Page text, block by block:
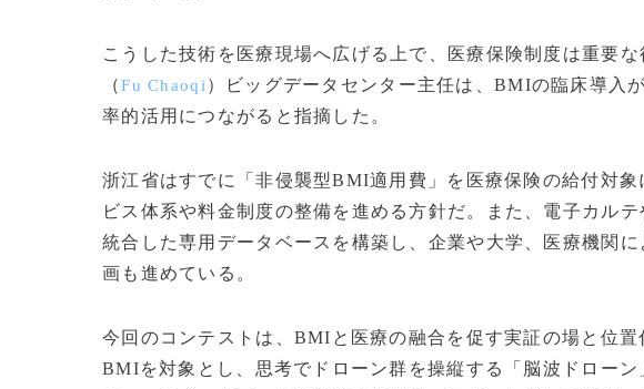
こうした技術を医療現場へ広げる上で、医療保険制度は重要
（Fu Chaoqi ）ビッグデータセンター主任は、BMIの臨床導入
率的活用につながると指摘した。
浙江省はすでに「非侵襲型BMI適用費」を医療保険の給付対
ビス体系や料金制度の整備を進める方針だ。また、電子カル
統合した専用データベースを構築し、企業や大学、医療機関
画も進めている。
今回のコンテストは、BMIと医療の融合を促す実証の場と位
BMIを対象とし、思考でドローン群を操縦する「脳波ドロー